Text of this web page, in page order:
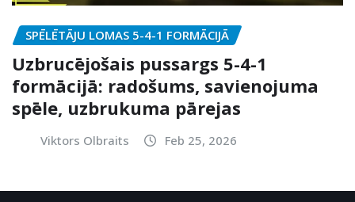
SPĒLĒTĀJU LOMAS 5-4-1 FORMĀCIJĀ
Uzbrucējošais pussargs 5-4-1
formācijā: radošums, savienojuma
spēle, uzbrukuma pārejas
Viktors Olbraits Feb 25, 2026